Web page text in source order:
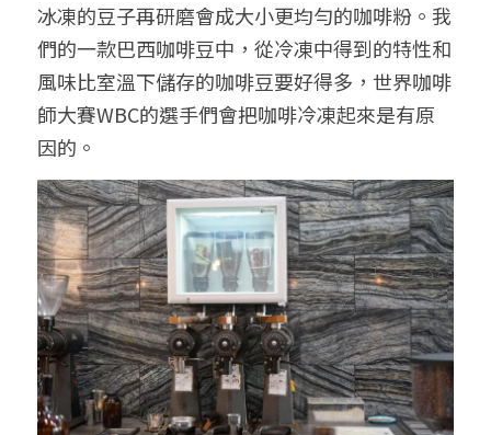
冰凍的豆子再研磨會成大小更均勻的咖啡粉。我
們的一款巴西咖啡豆中，從冷凍中得到的特性和
風味比室溫下儲存的咖啡豆要好得多，世界咖啡
師大賽WBC的選手們會把咖啡冷凍起來是有原
因的。